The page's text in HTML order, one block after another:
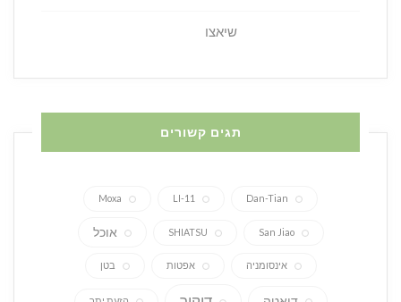
שיאצו
תגים קשורים
Dan-Tian
LI-11
Moxa
San Jiao
SHIATSU אוכל
אינסומניה אפטות בטן